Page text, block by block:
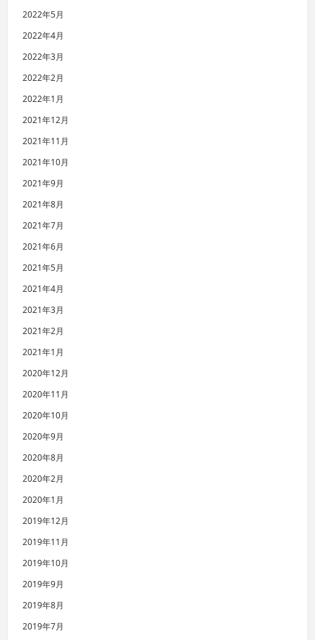
2022年5月
2022年4月
2022年3月
2022年2月
2022年1月
2021年12月
2021年11月
2021年10月
2021年9月
2021年8月
2021年7月
2021年6月
2021年5月
2021年4月
2021年3月
2021年2月
2021年1月
2020年12月
2020年11月
2020年10月
2020年9月
2020年8月
2020年2月
2020年1月
2019年12月
2019年11月
2019年10月
2019年9月
2019年8月
2019年7月